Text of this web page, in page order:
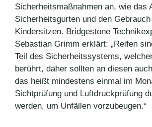
Sicherheitsmaßnahmen an, wie das
Sicherheitsgurten und den
Kindersitzen. Bridgestone
Sebastian Grimm erklärt: „Reifen
Teil des Sicherheitssystems,
berührt, daher sollten an diesen
das heißt mindestens einmal im
Sichtprüfung und Luftdruckprüfung
werden, um Unfällen vorzubeugen.“